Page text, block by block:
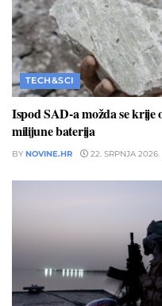
TECH&SCI
Ispod SAD-a možda se krije
milijune baterija
BY NOVINE.HR 22. SRPNJA 2026.